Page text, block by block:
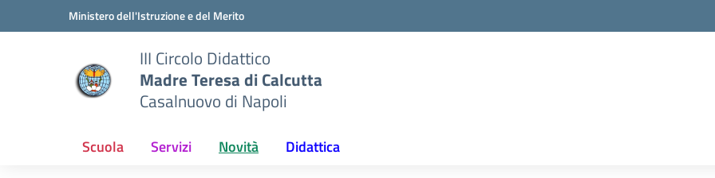
Vai ai contenuti
Vai al menu di navigazioneMinistero dell'Istruzione e del Merito
III Circolo Didattico
Madre Teresa di Calcutta
Casalnuovo di Napoli
Scuola Servizi Novità Didattica